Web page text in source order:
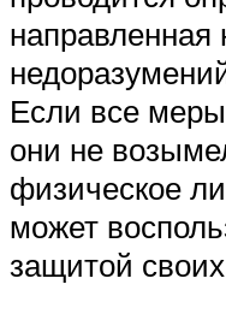
Если все
они не
физическое
может
защитой